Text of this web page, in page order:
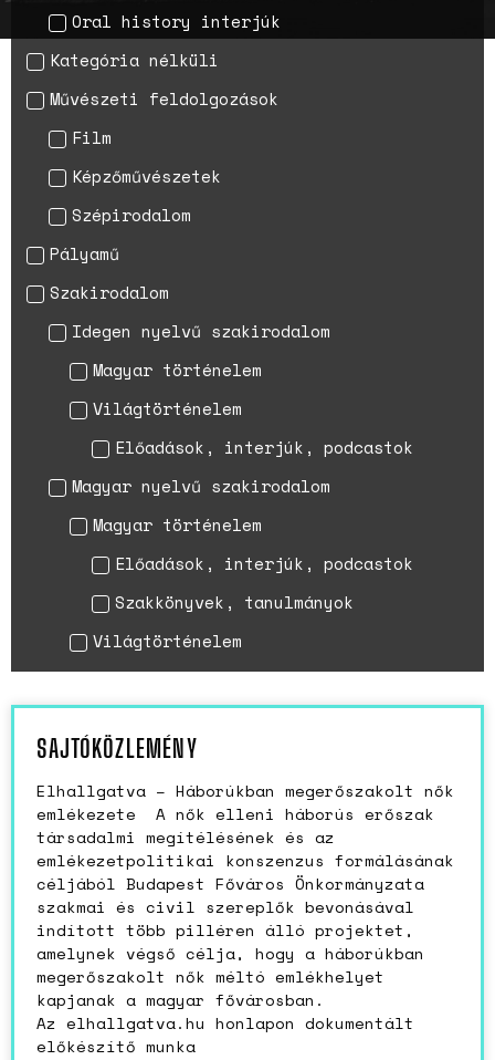
nőgyógyász lobbi hatása a
magyarországi
Bálsój szerelem a málenkij
Oral history interjúk
Kategória nélküli
Művészeti feldolgozások
Film
Képzőművészetek
Szépirodalom
Pályamű
Szakirodalom
Idegen nyelvű szakirodalom
Magyar történelem
Világtörténelem
Előadások, interjúk, podcastok
Magyar nyelvű szakirodalom
Magyar történelem
Előadások, interjúk, podcastok
Szakkönyvek, tanulmányok
Világtörténelem
SAJTÓKÖZLEMÉNY
Elhallgatva – Háborúkban megerőszakolt nők
emlékezete A nők elleni háborús erőszak
társadalmi megítélésének és az
emlékezetpolitikai konszenzus formálásának
céljából Budapest Főváros Önkormányzata
szakmai és civil szereplők bevonásával
indított több pilléren álló projektet,
amelynek végső célja, hogy a háborúkban
megerőszakolt nők méltó emlékhelyet
kapjanak a magyar fővárosban.
Az elhallgatva.hu honlapon dokumentált
előkészítő munka